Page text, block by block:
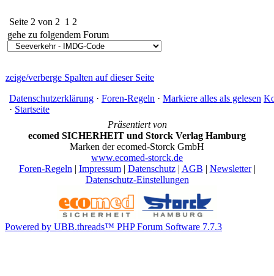
Seite 2 von 2 1 2
gehe zu folgendem Forum
zeige/verberge Spalten auf dieser Seite
Datenschutzerklärung · Foren-Regeln · Markiere alles als gelesen
· Startseite
Präsentiert von
ecomed SICHERHEIT und Storck Verlag Hamburg
Marken der ecomed-Storck GmbH
www.ecomed-storck.de
Foren-Regeln | Impressum| Datenschutz| AGB | Newsletter|
Datenschutz-Einstellungen
Powered by UBB.threads™ PHP Forum Software 7.7.3